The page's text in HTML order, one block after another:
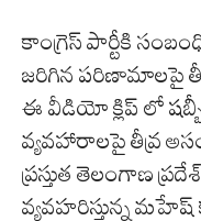
కాంగ్రెస్ పార్టీకి
జరిగిన పరిణామాలపై
ఈ వీడియో క్లిప్ లో
వ్యవహారాలపై తీవ్ర
ప్రస్తుత తెలంగాణ
వ్యవహరిస్తున్న మహేష్